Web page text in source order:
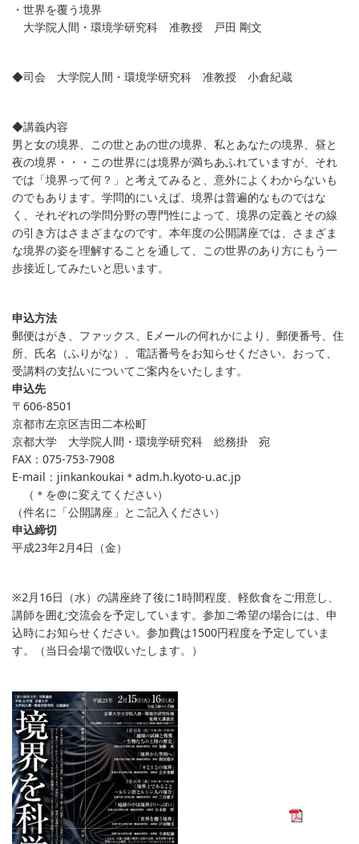
・世界を覆う境界
大学院人間・環境学研究科 准教授 戸田 剛文
◆司会 大学院人間・環境学研究科 准教授 小倉紀蔵
◆講義内容
男と女の境界、この世とあの世の境界、私とあなたの境界、昼と
夜の境界・・・この世界には境界が満ちあふれていますが、それ
では「境界って何？」と考えてみると、意外によくわからないも
のでもあります。学問的にいえば、境界は普遍的なものではな
く、それぞれの学問分野の専門性によって、境界の定義とその線
の引き方はさまざまなのです。本年度の公開講座では、さまざま
な境界の姿を理解することを通して、この世界のあり方にもう一
歩接近してみたいと思います。
申込方法
郵便はがき、ファックス、Eメールの何れかにより、郵便番号、住
所、氏名（ふりがな）、電話番号をお知らせください。おって、
受講料の支払いについてご案内をいたします。
申込先
〒606-8501
京都市左京区吉田二本松町
京都大学 大学院人間・環境学研究科 総務掛 宛
FAX：075-753-7908
E-mail：jinkankoukai＊adm.h.kyoto-u.ac.jp
（＊を@に変えてください）
（件名に「公開講座」とご記入ください）
申込締切
平成23年2月4日（金）
※2月16日（水）の講座終了後に1時間程度、軽飲食をご用意し、
講師を囲む交流会を予定しています。参加ご希望の場合には、申
込時にお知らせください。参加費は1500円程度を予定していま
す。（当日会場で徴収いたします。）